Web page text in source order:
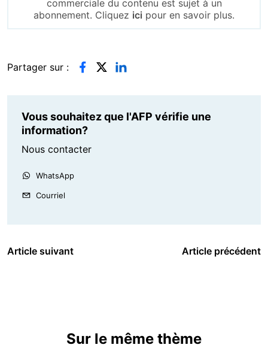
commerciale du contenu est sujet à un
abonnement. Cliquez ici pour en savoir plus.
Partager sur :
Vous souhaitez que l'AFP vérifie une
information?
Nous contacter
WhatsApp
Courriel
Article suivant Article précédent
Sur le même thème